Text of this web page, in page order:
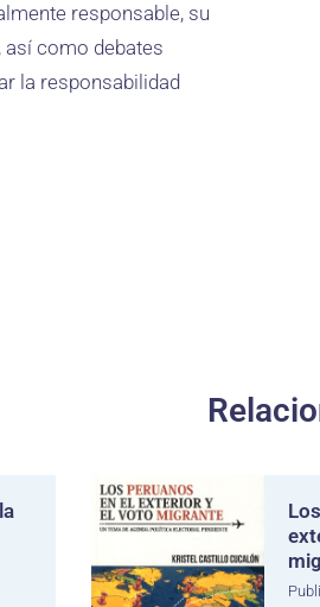
responsable, su
como debates
la responsabilidad